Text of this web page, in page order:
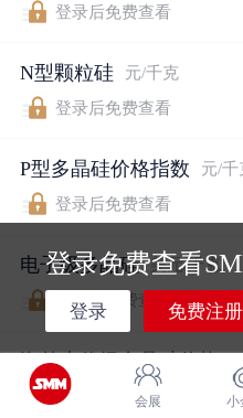
会展 小
登录后免费查看
N型颗粒硅 元/千克
登录后免费查看
P型多晶硅价格指数 元/千
登录后免费查看
电子级多晶硅 美元/千克
登录后免费查看
海外光伏级多晶硅价格
登录后免费查看
登录免费查看
登录 免费注册